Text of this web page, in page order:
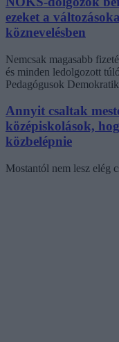
ezeket a
köznevelésben
Nemcsak magasabb
és minden ledolgozott
Pedagógusok
Annyit csaltak
középiskolások,
közbelépnie
Mostantól nem lesz elég